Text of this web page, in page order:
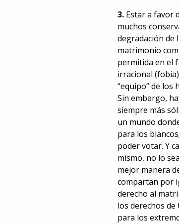
3. Estar a favor
muchos
degradación de
matrimonio
permitida en el
irracional
“equipo” de
Sin embargo,
siempre más
un mundo
para los
poder votar. Y
mismo, no lo
mejor manera
compartan por
derecho al
los derechos
para los